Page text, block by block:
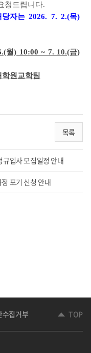
청드립니다.
자는 2026. 7. 2.(목)
월) 10:00 ~ 7. 10.(금)
원교학팀
목록
입사 모집일정 안내
포기 신청 안내
수집거부 TOP